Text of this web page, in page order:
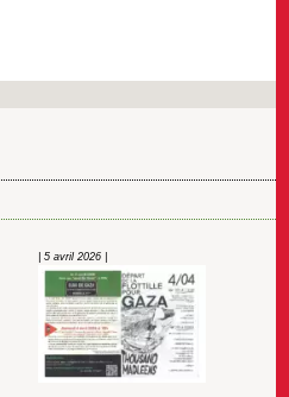
| 5 avril 2026 |